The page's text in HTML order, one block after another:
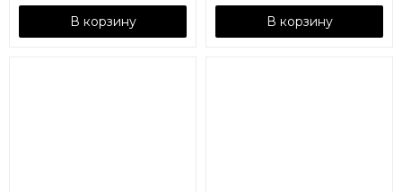
В корзину В корзину